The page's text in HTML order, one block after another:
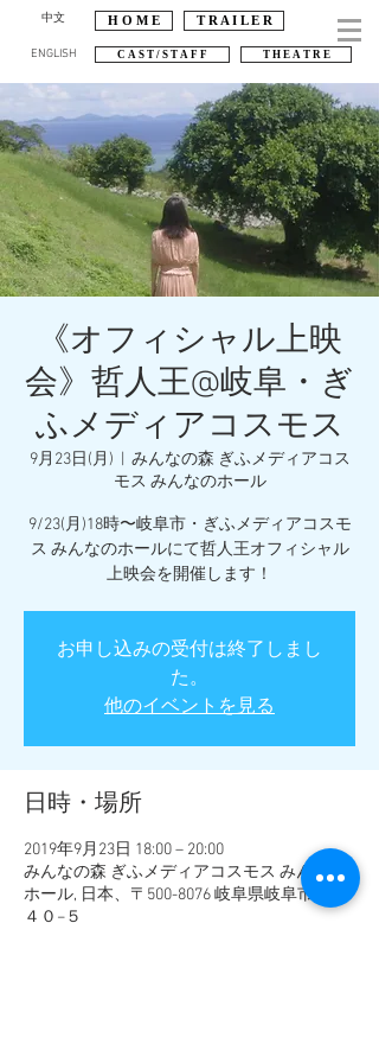
中文
ENGLISH
H O M E T R A I L E R
C A S T / S T A F F T H E A T R E
《オフィシャル上映
会》哲人王@岐阜・ぎ
ふメディアコスモス
9月23日(月)
みんなの森 ぎふメディアコス
モス みんなのホール
9/23(月)18時〜岐阜市・ぎふメディアコスモ
ス みんなのホールにて哲人王オフィシャル
上映会を開催します！
お申し込みの受付は終了しまし
た。
他のイベントを見る
日時・場所
2019年9月23日 18:00 – 20:00
みんなの森 ぎふメディアコスモス みんなの
ホール, 日本、〒500-8076 岐阜県岐阜市司町
４０−５